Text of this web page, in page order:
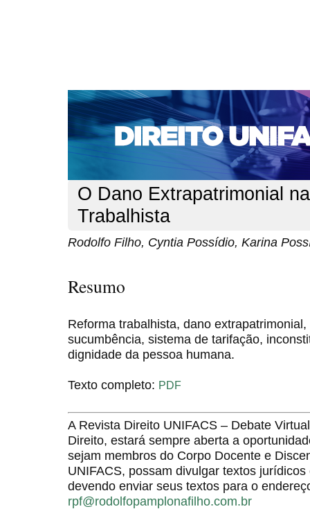
CAPA SOBRE ACESSO CADASTRO
NOTÍCIAS
EDIÇÕES DE Nº 1 A 100 WEBMAIL
Capa>n. 225 (2019) > Filho
O Dano Extrapatrimonial
Trabalhista
Rodolfo Filho, Cyntia Possídio, Karina
Resumo
Reforma trabalhista, dano
sucumbência, sistema de tarifação,
dignidade da pessoa humana.
Texto completo: PDF
A Revista Direito UNIFACS – Debate
Direito, estará sempre aberta a
sejam membros do Corpo Docente e
UNIFACS, possam divulgar textos
devendo enviar seus textos para o
rpf@rodolfopamplonafilho.com.br